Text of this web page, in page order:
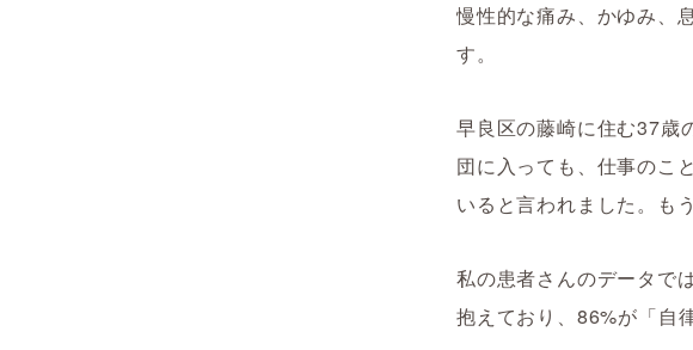
慢性的な痛み、かゆみ、
す。
早良区の藤崎に住む37歳
団に入っても、仕事のこ
いると言われました。も
私の患者さんのデータで
抱えており、86%が「自